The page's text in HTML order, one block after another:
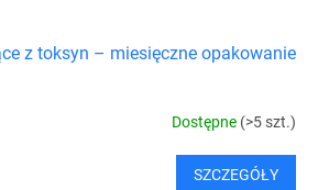
z toksyn – miesięczne opakowanie
Dostępne (>5 szt.)
SZCZEGÓŁY